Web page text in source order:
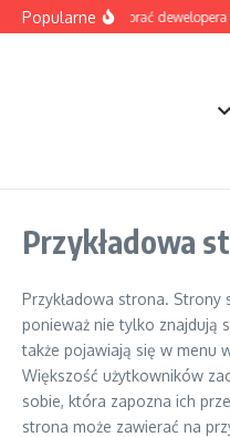
Przejdź do treści
PopularneJak wybrać
Przykładowa
Przykładowa strona. Strony
ponieważ nie tylko znajdują
także pojawiają się w menu
Większość użytkowników
sobie, która zapozna ich
strona może zawierać na